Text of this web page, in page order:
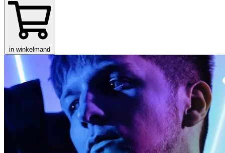
in winkelmand